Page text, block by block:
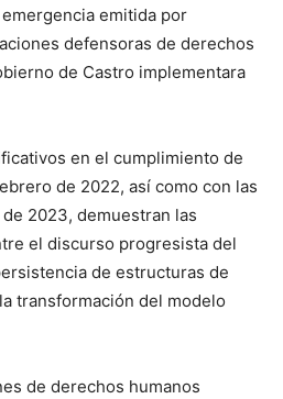
emitida por
defensoras de derechos
de Castro implementara
en el cumplimiento de
de 2022, así como con las
2023, demuestran las
el discurso progresista del
de estructuras de
transformación del modelo
de derechos humanos